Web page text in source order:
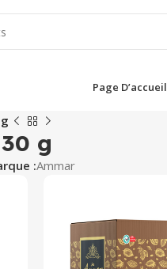
Page D’accueil
g
:Ammar